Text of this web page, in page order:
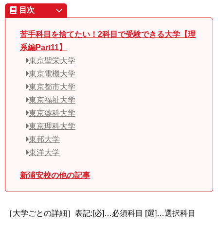
目次
苦手科目を捨てたい！2科目で受験できる大学【理
系編Part11】
東京聖栄大学
東京電機大学
東京都市大学
東京福祉大学
東京薬科大学
東京理科大学
東邦大学
東洋大学
新浦安校の他の記事
［大学ごとの詳細］表記:[必]…必須科目 [選]…選択科目